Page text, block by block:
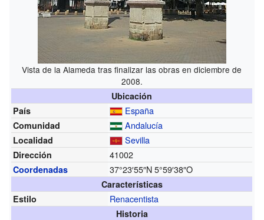
Vista de la Alameda tras finalizar las obras en diciembre de
2008.
Ubicación
País
España
Comunidad Andalucía
Localidad Sevilla
Dirección 41002
Coordenadas 37°23′55″N5°59′38″O
Características
Estilo
Renacentista
Historia